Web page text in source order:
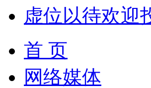
虚位以待欢迎
首 页
网络媒体